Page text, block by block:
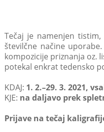
Tečaj je namenjen
številčne načine
kompozicije priznanja oz.
potekal enkrat tedensko
KDAJ: 1. 2.–29. 3. 2021,
KJE: na daljavo prek
Prijave na tečaj